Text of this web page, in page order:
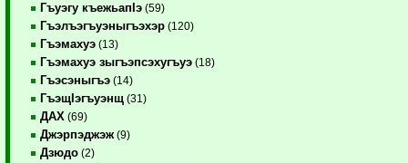
Гъуэгу къежьапIэ (59)
Гъэлъэгъуэныгъэхэр (120)
Гъэмахуэ (13)
Гъэмахуэ зыгъэпсэхугъуэ (18)
Гъэсэныгъэ (14)
ГъэщIэгъуэнщ (31)
ДАХ (69)
Джэрпэджэж (9)
Дзюдо (2)